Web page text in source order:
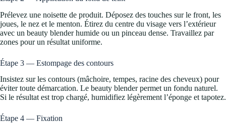
Prélevez une noisette de produit. Déposez des touches sur le front, les
joues, le nez et le menton. Étirez du centre du visage vers l’extérieur
avec un beauty blender humide ou un pinceau dense. Travaillez par
zones pour un résultat uniforme.
Étape 3 — Estompage des contours
Insistez sur les contours (mâchoire, tempes, racine des cheveux) pour
éviter toute démarcation. Le beauty blender permet un fondu naturel.
Si le résultat est trop chargé, humidifiez légèrement l’éponge et tapotez.
Étape 4 — Fixation